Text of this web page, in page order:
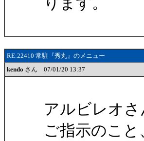
RE:22410 常駐『秀丸』のメニュー
kendo さん 07/01/20 13:37
アルビレオ
ご指示のこ